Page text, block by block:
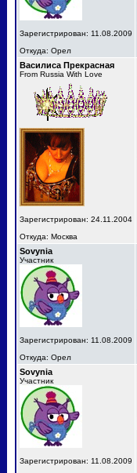
Зарегистрирован: 11.08.2009
Откуда: Орел
Василиса Прекрасная
From Russia With Love
Зарегистрирован: 24.11.2004
Откуда: Москва
Sovynia
Участник
Зарегистрирован: 11.08.2009
Откуда: Орел
Sovynia
Участник
Зарегистрирован: 11.08.2009